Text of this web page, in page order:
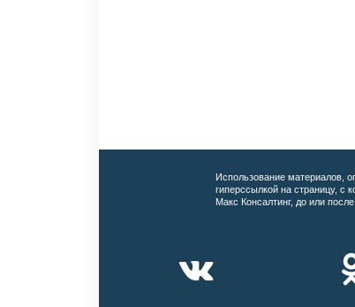
Использование материалов,
гиперссылкой на страницу, с
Макс Консалтинг, до или